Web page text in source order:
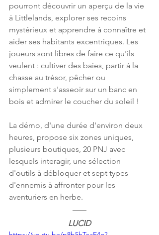
pourront découvrir un aperçu de la vie
à Littlelands, explorer ses recoins
mystérieux et apprendre à connaître et
aider ses habitants excentriques. Les
joueurs sont libres de faire ce qu'ils
veulent : cultiver des baies, partir à la
chasse au trésor, pêcher ou
simplement s'asseoir sur un banc en
bois et admirer le coucher du soleil !
La démo, d'une durée d'environ deux
heures, propose six zones uniques,
plusieurs boutiques, 20 PNJ avec
lesquels interagir, une sélection
d'outils à débloquer et sept types
d'ennemis à affronter pour les
aventuriers en herbe.
LUCID